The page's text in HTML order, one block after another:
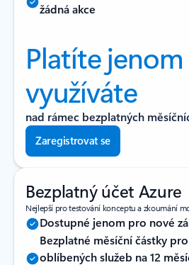
žádná akce
Platíte
využíváte
nad rámec bezplatných
Zaregistrovat se
Bezplatný účet Azure
Nejlepší pro testování konceptu a zkoumání
Dostupné jenom pro nové
Bezplatné měsíční částky
oblíbených služeb na 12